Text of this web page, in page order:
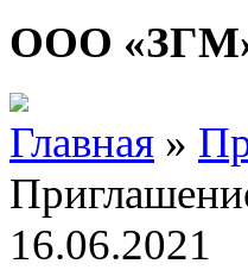
ООО «ЗГМ»
Главная »
16.06.2021